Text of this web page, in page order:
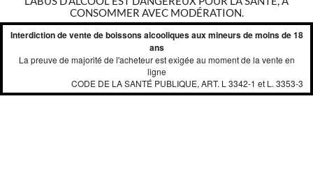
CONSOMMER AVEC MODÉRATION.
Interdiction de vente de boissons alcooliques aux mineurs de moins de 18
ans
La preuve de majorité de l'acheteur est exigée au moment de la vente en
ligne
CODE DE LA SANTÉ PUBLIQUE, ART. L 3342-1 et L. 3353-3